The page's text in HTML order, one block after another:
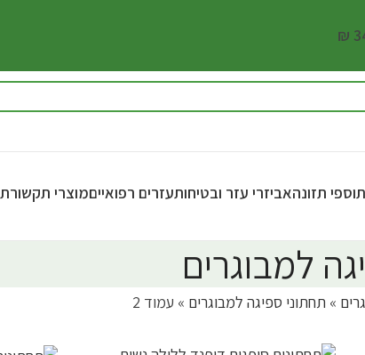
תזונהאביזרי עזר ובטיחותעזרים רפואייםמוצרי תקשורת
למבוגרים
» תחתוני ספיגה למבוגרים » עמוד 2